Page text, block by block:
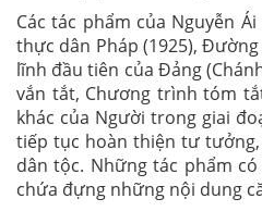
Các tác phẩm của Nguyễn
thực dân Pháp (1925),
lĩnh đầu tiên của Đảng
vắn tắt, Chương trình tóm
khác của Người trong giai
tiếp tục hoàn thiện tư
dân tộc. Những tác phẩm
chứa đựng những nội dung